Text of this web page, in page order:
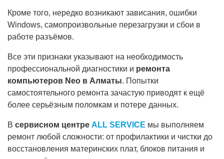
Кроме того, нередко возникают зависания, ошибки
Windows, самопроизвольные перезагрузки и сбои в
работе разъёмов.
Все эти признаки указывают на необходимость
профессиональной диагностики и ремонта
компьютеров Neo в Алматы. Попытки
самостоятельного ремонта зачастую приводят к ещё
более серьёзным поломкам и потере данных.
В сервисном центре ALL SERVICE мы выполняем
ремонт любой сложности: от профилактики и чистки до
восстановления материнских плат, блоков питания и